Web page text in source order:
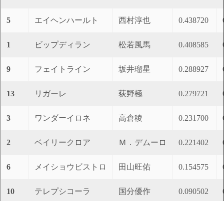
5 エイヘンハールト 西村淳也 0.438720
1 ビップディラン 松若風馬 0.408585
9 フェイトライン 坂井瑠星 0.288927
13 リガーレ 荻野極 0.279721
3 ワンダーイロネ 高倉稜 0.231700
2 ベイリークロア Ｍ．デムーロ 0.221402
6 メイショウビストロ 田山旺佑 0.154575
10 テレプシコーラ 国分優作 0.090502